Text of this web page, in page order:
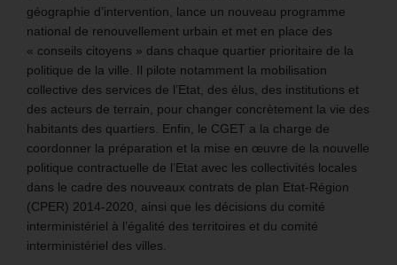
géographie d’intervention, lance un nouveau programme
national de renouvellement urbain et met en place des
« conseils citoyens » dans chaque quartier prioritaire de la
politique de la ville. Il pilote notamment la mobilisation
collective des services de l’Etat, des élus, des institutions et
des acteurs de terrain, pour changer concrètement la vie des
habitants des quartiers. Enfin, le CGET a la charge de
coordonner la préparation et la mise en œuvre de la nouvelle
politique contractuelle de l’Etat avec les collectivités locales
dans le cadre des nouveaux contrats de plan Etat-Région
(CPER) 2014-2020, ainsi que les décisions du comité
interministériel à l’égalité des territoires et du comité
interministériel des villes.